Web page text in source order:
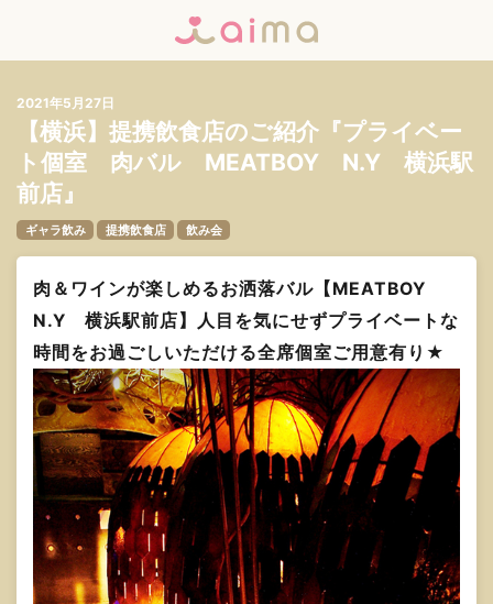
2021年5月27日
【横浜】提携飲食店のご紹介『プライベー
ト個室 肉バル MEATBOY N.Y 横浜駅
前店』
ギャラ飲み 提携飲食店 飲み会
肉＆ワインが楽しめるお洒落バル【MEATBOY
N.Y 横浜駅前店】人目を気にせずプライベートな
時間をお過ごしいただける全席個室ご用意有り★